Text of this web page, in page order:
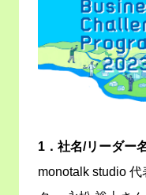
1．社名/リーダー
monotalk studio